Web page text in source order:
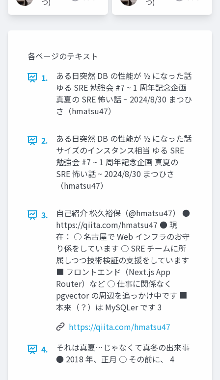
つ) つ)
各ページのテキスト
1.
ある日突然 DB の性能が ½ になった話
ゆる SRE 勉強会 #7 ~ 1 周年記念企画
真夏の SRE 怖い話 ~ 2024/8/30 まつひ
さ（hmatsu47）
2.
ある日突然 DB の性能が ½ になった話
サイズのインスタンス相当 ゆる SRE
勉強会 #7 ~ 1 周年記念企画 真夏の
SRE 怖い話 ~ 2024/8/30 まつひさ
（hmatsu47）
3.
自己紹介 松久裕保（@hmatsu47） ●
https://qiita.com/hmatsu47 ● 現
在： ○ 名古屋で Web インフラのお守
り係をしています ○ SRE チームに所
属しつつ技術検証の支援をしています
■ フロントエンド（Next.js App
Router）など ○ 仕事に関係なく
pgvector の周辺を追っかけ中です ■
本来（？）は MySQLer です 3
https://qiita.com/hmatsu47
4.
それは真夏…じゃなくて真冬の出来事
● 2018 年、正月 ○ その前に、 4